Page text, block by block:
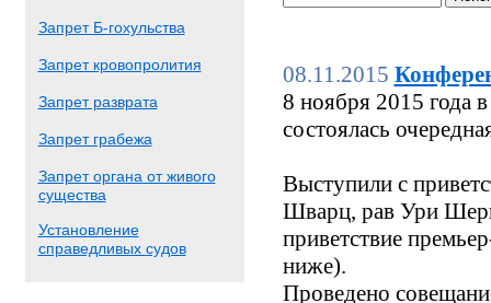
Запрет Б-гохульства
Запрет кровопролития
Запрет разврата
Запрет грабежа
Запрет органа от живого
существа
Установление
справедливых судов
08.11.2015
8 ноября 2015 года
состоялась
Выступили с
Шварц, рав Ури
приветствие
ниже).
Проведено